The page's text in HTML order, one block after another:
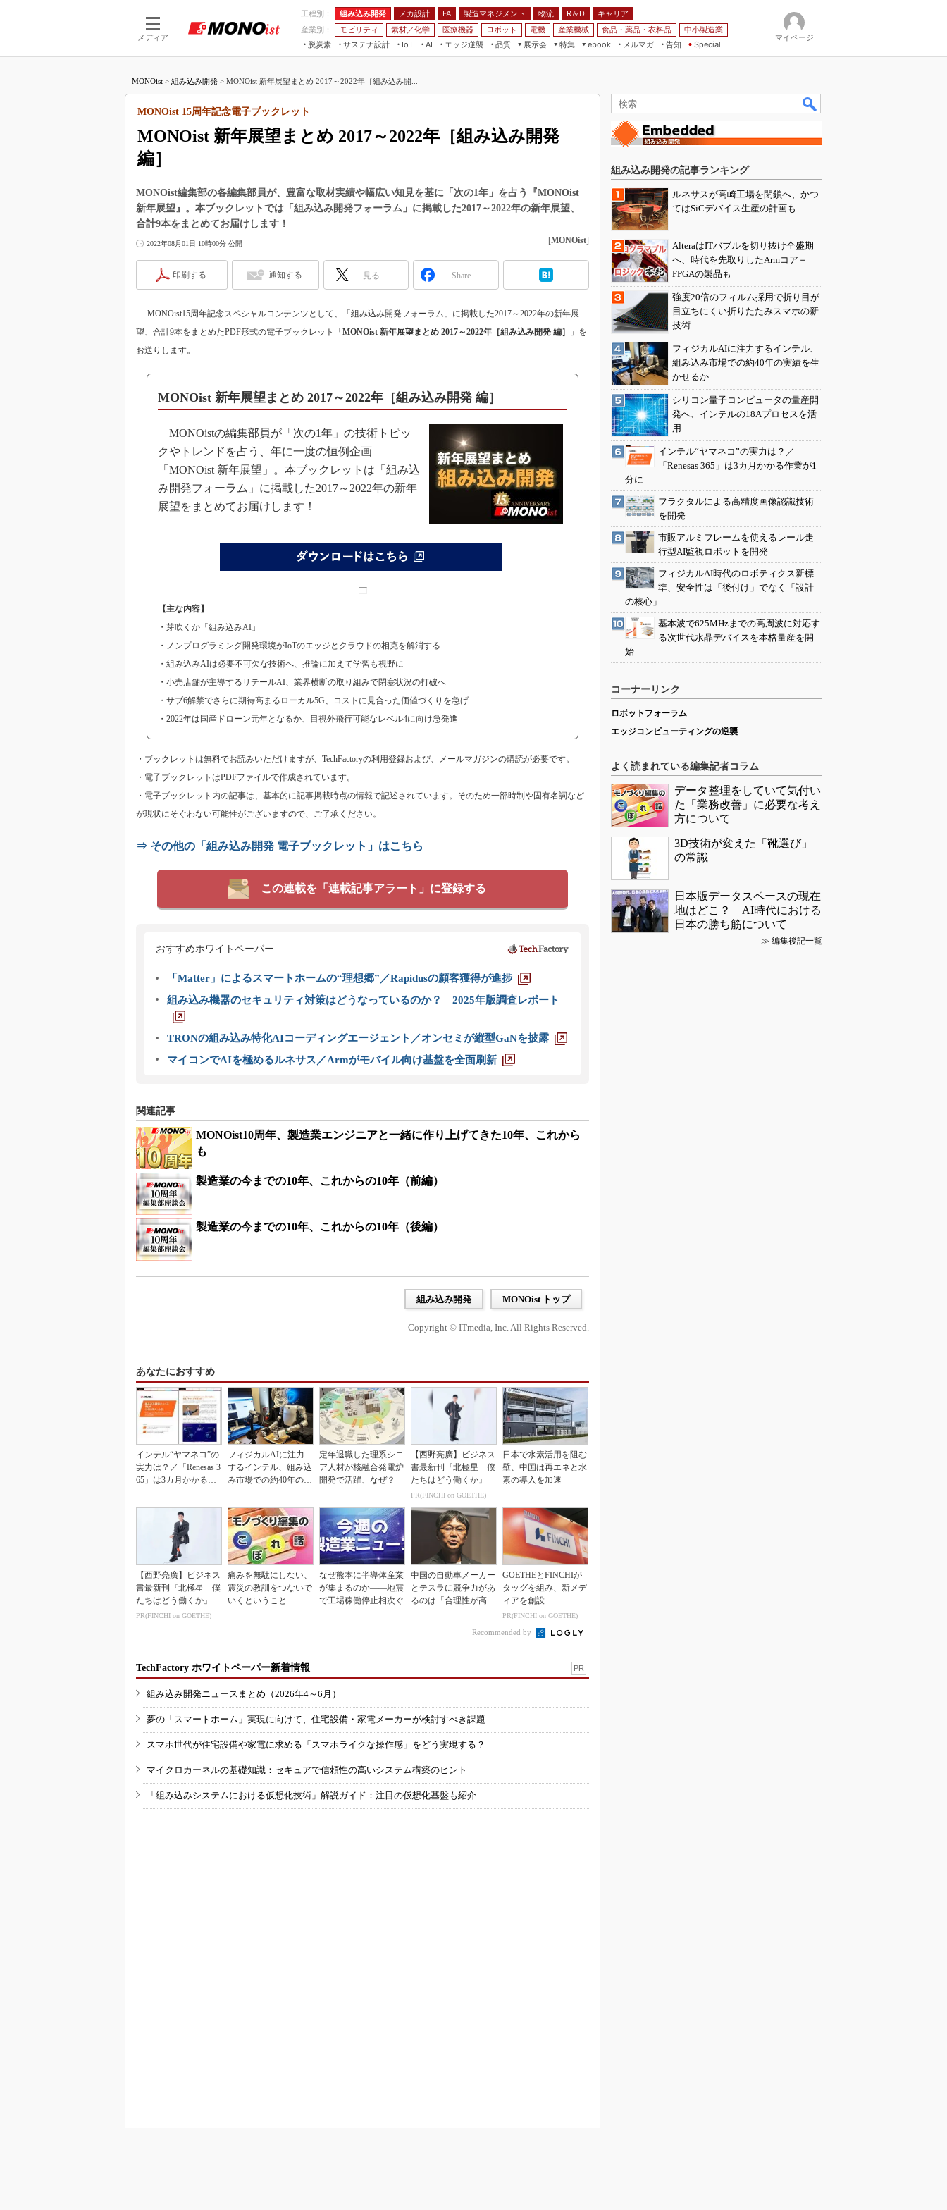
メディア
工程別： 組み込み開発 メカ設計 FA 製造マネジメント 物流 R＆D
キャリア
産業別：
モビリティ 素材／化学 医療機器 ロボット 電機 産業機械 食品・薬品・衣料品
中小製造業
脱炭素
サステナ設計
IoT
つながる工場
つながるサービス
AI
AI×設備保全
エッジ逆襲 品質
展示会
JIMTOF
IIFES
TECHNO-FRONTIER
EdgeTech+
日本ものづくりワールド
AUTOMOTIVE WORLD
産業オープンネット展
特集
VR／AR
フィールドサービス
組み込み画像技術
組み込みモデリング
ISO26262
3Dプリンタ
イノベーション
製造業ビッグデータ
メイドインジャパン
植物工場
制御セキュリティ
ebook
モビリティ
メルマガ
告知 Special
マイページ
MONOist > 組み込み開発 > MONOist 新年展望まとめ 2017～2022年［組み込み開...
MONOist 新年展望まとめ 2017～2022年［組み込み開発
編］
MONOist 15周年記念電子ブックレット
MONOist編集部の各編集部員が、豊富な取材実績や幅広い知見を基に「次の1年」を占う『MONOist
新年展望』。本ブックレットでは「組み込み開発フォーラム」に掲載した2017～2022年の新年展望、
合計9本をまとめてお届けします！
2022年08月01日 10時00分 公開 [MONOist]
印刷する 通知する 見る Share
MONOist15周年記念スペシャルコンテンツとして、「組み込み開発フォーラム」に掲載した2017～2022年の新年展
望、合計9本をまとめたPDF形式の電子ブックレット「 MONOist 新年展望まとめ 2017～2022年［組み込み開発 編］
」を
お送りします。
MONOist 新年展望まとめ 2017～2022年［組み込み開発 編］
MONOistの編集部員が「次の1年」の技術トピッ
クやトレンドを占う、年に一度の恒例企画
「MONOist 新年展望」。本ブックレットは「組み込
み開発フォーラム」に掲載した2017～2022年の新年
展望をまとめてお届けします！
【主な内容】
・芽吹くか「組み込みAI」
・ノンプログラミング開発環境がIoTのエッジとクラウドの相克を解消する
・組み込みAIは必要不可欠な技術へ、推論に加えて学習も視野に
・小売店舗が主導するリテールAI、業界横断の取り組みで閉塞状況の打破へ
・サブ6解禁でさらに期待高まるローカル5G、コストに見合った価値づくりを急げ
・2022年は国産ドローン元年となるか、目視外飛行可能なレベル4に向け急発進
・ブックレットは無料でお読みいただけますが、TechFactoryの利用登録および、メールマガジンの購読が必要です。
・電子ブックレットはPDFファイルで作成されています。
・電子ブックレット内の記事は、基本的に記事掲載時点の情報で記述されています。そのため一部時制や固有名詞など
が現状にそぐわない可能性がございますので、ご了承ください。
⇒ その他の「組み込み開発 電子ブックレット」はこちら
この連載を「連載記事アラート」に登録する
おすすめホワイトペーパー
「Matter」によるスマートホームの“理想郷”／Rapidusの顧客獲得が進捗
組み込み機器のセキュリティ対策はどうなっているのか？ 2025年版調査レポート
TRONの組み込み特化AIコーディングエージェント／オンセミが縦型GaNを披露
マイコンでAIを極めるルネサス／Armがモバイル向け基盤を全面刷新
関連記事
MONOist10周年、製造業エンジニアと一緒に作り上げてきた10年、これから
も
製造業の今までの10年、これからの10年（前編）
製造業の今までの10年、これからの10年（後編）
組み込み開発 MONOist トップ
Copyright © ITmedia, Inc. All Rights Reserved.
あなたにおすすめ
インテル“ヤマネコ”の
実力は？／「Renesas 3
65」は3カ月かかる作
フィジカルAIに注力
するインテル、組み込
み市場での約40年の実
定年退職した理系シニ
ア人材が核融合発電炉
開発で活躍、なぜ？
【西野亮廣】ビジネス
書最新刊『北極星 僕
たちはどう働くか』
PR(FINCHI on GOETHE)
日本で水素活用を阻む
壁、中国は再エネと水
素の導入を加速
【西野亮廣】ビジネス
書最新刊『北極星 僕
たちはどう働くか』
PR(FINCHI on GOETHE)
痛みを無駄にしない、
震災の教訓をつないで
いくということ
なぜ熊本に半導体産業
が集まるのか――地震
で工場稼働停止相次ぐ
中国の自動車メーカー
とテスラに競争力があ
るのは「合理性が高
GOETHEとFINCHIが
タッグを組み、新メデ
ィアを創設
PR(FINCHI on GOETHE)
Recommended by
TechFactory ホワイトペーパー新着情報 PR
組み込み開発ニュースまとめ（2026年4～6月）
夢の「スマートホーム」実現に向けて、住宅設備・家電メーカーが検討すべき課題
スマホ世代が住宅設備や家電に求める「スマホライクな操作感」をどう実現する？
マイクロカーネルの基礎知識：セキュアで信頼性の高いシステム構築のヒント
「組み込みシステムにおける仮想化技術」解説ガイド：注目の仮想化基盤も紹介
組み込み開発の記事ランキング
ルネサスが高崎工場を閉鎖へ、かつ
てはSiCデバイス生産の計画も
AlteraはITバブルを切り抜け全盛期
へ、時代を先取りしたArmコア＋
FPGAの製品も
強度20倍のフィルム採用で折り目が
目立ちにくい折りたたみスマホの新
技術
フィジカルAIに注力するインテル、
組み込み市場での約40年の実績を生
かせるか
シリコン量子コンピュータの量産開
発へ、インテルの18Aプロセスを活
用
インテル“ヤマネコ”の実力は？／
「Renesas 365」は3カ月かかる作業が1
分に
フラクタルによる高精度画像認識技術
を開発
市販アルミフレームを使えるレール走
行型AI監視ロボットを開発
フィジカルAI時代のロボティクス新標
準、安全性は「後付け」でなく「設計
の核心」
基本波で625MHzまでの高周波に対応す
る次世代水晶デバイスを本格量産を開
始
コーナーリンク
ロボットフォーラム
エッジコンピューティングの逆襲
よく読まれている編集記者コラム
データ整理をしていて気付い
た「業務改善」に必要な考え
方について
3D技術が変えた「靴選び」
の常識
日本版データスペースの現在
地はどこ？ AI時代における
日本の勝ち筋について
≫ 編集後記一覧